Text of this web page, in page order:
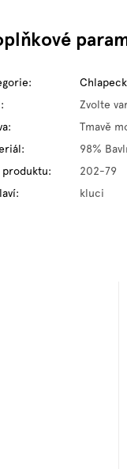
:
:
Zvolte
:
Tmavě
:
98%
produktu:
202-79
: kluci